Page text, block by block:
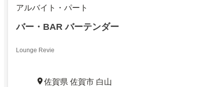
アルバイト・パート
バー・BAR バーテンダー
Lounge Revie
佐賀県 佐賀市 白山